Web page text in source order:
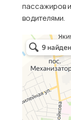
пассажиров
водителями.